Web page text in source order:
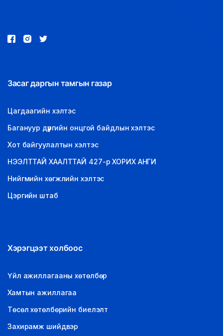
Засаг даргын тамгын газар
Цагдаагийн хэлтэс
Багануур дүүргийн онцгой байдлын хэлтэс
Хот байгуулалтын хэлтэс
НЭЭЛТТАЙ ХААЛТТАЙ 427-р ХОРИХ АНГИ
Нийгмийн хөгжлийн хэлтэс
Цэргийн штаб
Хэрэгцээт холбоос
Үйл ажиллагааны хөтөлбөр
Хамтын ажиллагаа
Төсөл хөтөлбөрийн биелэлт
Захирамж шийдвэр